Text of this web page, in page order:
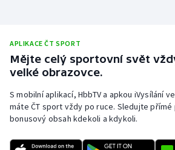
APLIKACE ČT SPORT
Mějte celý sportovní svět
velké obrazovce.
S mobilní aplikací, HbbTV a apkou iVysílání
máte ČT sport vždy po ruce. Sledujte přímé
bonusový obsah kdekoli a kdykoli.